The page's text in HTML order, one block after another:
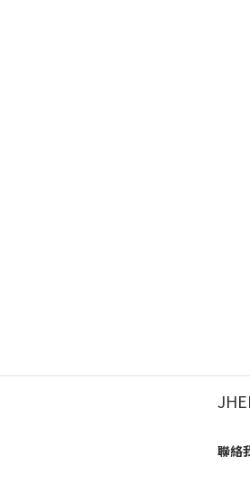
聯絡